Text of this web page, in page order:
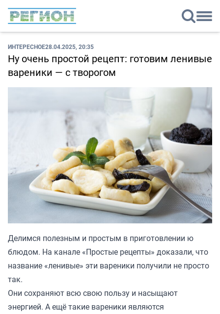
ИНТЕРЕСНОЕ28.04.2025, 20:35
Ну очень простой рецепт: готовим ленивые
вареники — с творогом
Делимся полезным и простым в приготовлении ю
блюдом. На канале «Простые рецепты» доказали, что
название «ленивые» эти вареники получили не просто
так.
Они сохраняют всю свою пользу и насыщают
энергией. А ещё такие вареники являются